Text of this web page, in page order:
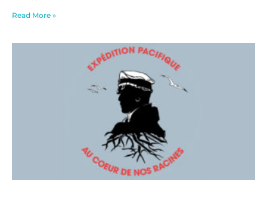
Read More »